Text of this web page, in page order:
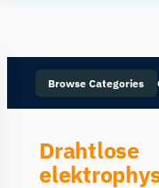
Browse Categories
Drahtlose